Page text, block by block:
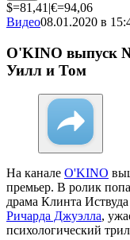
$=81,41 |€=94,06
Видео08.01.2020 в
O'KINO выпуск
Уилл и Том
На канале O'KINO
премьер. В ролик
драма Клинта
Ричарда Джуэлла,
психологический